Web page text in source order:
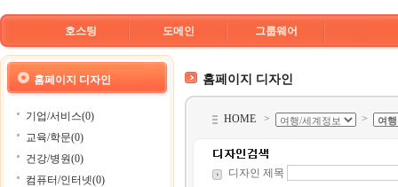
호스팅 도메인 그룹웨어
홈페이지 디자인
기업/서비스(0)
교육/학문(0)
건강/병원(0)
컴퓨터/인터넷(0)
홈페이지 디자인
HOME > >
디자인 제목